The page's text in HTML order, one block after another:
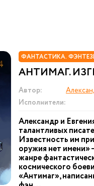
ФАНТАСТИКА.
АНТИМАГ.
Автор:
Исполнители:
Александр и
талантливых
Известность им
оружия нет имени»
жанре
космического
«Антимаг»,